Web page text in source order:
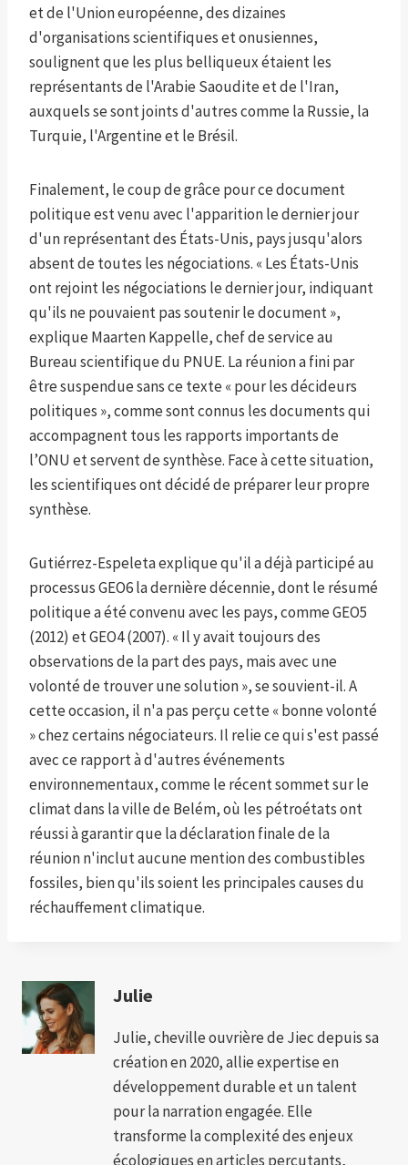
et de l'Union européenne, des dizaines
d'organisations scientifiques et onusiennes,
soulignent que les plus belliqueux étaient les
représentants de l'Arabie Saoudite et de l'Iran,
auxquels se sont joints d'autres comme la Russie, la
Turquie, l'Argentine et le Brésil.
Finalement, le coup de grâce pour ce document
politique est venu avec l'apparition le dernier jour
d'un représentant des États-Unis, pays jusqu'alors
absent de toutes les négociations. « Les États-Unis
ont rejoint les négociations le dernier jour, indiquant
qu'ils ne pouvaient pas soutenir le document »,
explique Maarten Kappelle, chef de service au
Bureau scientifique du PNUE. La réunion a fini par
être suspendue sans ce texte « pour les décideurs
politiques », comme sont connus les documents qui
accompagnent tous les rapports importants de
l’ONU et servent de synthèse. Face à cette situation,
les scientifiques ont décidé de préparer leur propre
synthèse.
Gutiérrez-Espeleta explique qu'il a déjà participé au
processus GEO6 la dernière décennie, dont le résumé
politique a été convenu avec les pays, comme GEO5
(2012) et GEO4 (2007). « Il y avait toujours des
observations de la part des pays, mais avec une
volonté de trouver une solution », se souvient-il. A
cette occasion, il n'a pas perçu cette « bonne volonté
» chez certains négociateurs. Il relie ce qui s'est passé
avec ce rapport à d'autres événements
environnementaux, comme le récent sommet sur le
climat dans la ville de Belém, où les pétroétats ont
réussi à garantir que la déclaration finale de la
réunion n'inclut aucune mention des combustibles
fossiles, bien qu'ils soient les principales causes du
réchauffement climatique.
Julie
Julie, cheville ouvrière de Jiec depuis sa
création en 2020, allie expertise en
développement durable et un talent
pour la narration engagée. Elle
transforme la complexité des enjeux
écologiques en articles percutants,